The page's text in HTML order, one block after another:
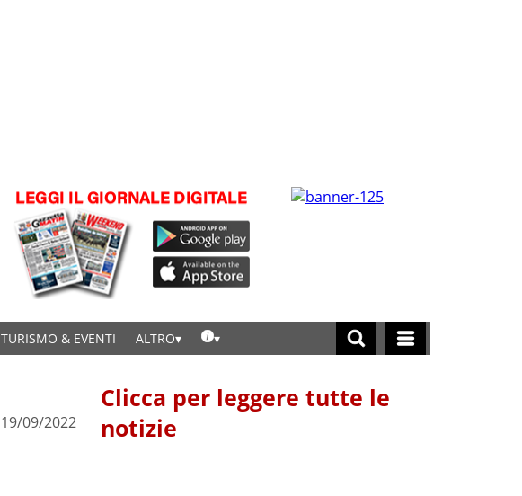
TURISMO & EVENTI ALTRO
19/09/2022
Clicca per leggere tutte le
notizie